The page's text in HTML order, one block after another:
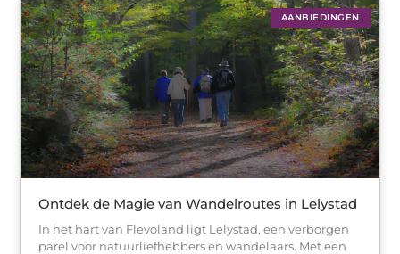
AANBIEDINGEN
Ontdek de Magie van Wandelroutes in Lelystad
In het hart van Flevoland ligt Lelystad, een verborgen
parel voor natuurliefhebbers en wandelaars. Met een